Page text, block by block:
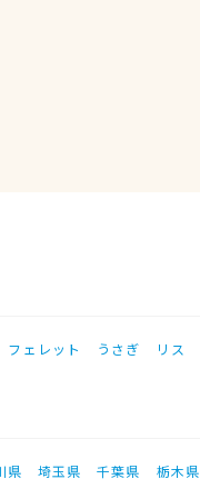
フェレット うさぎ リス
県 埼玉県 千葉県 栃木県